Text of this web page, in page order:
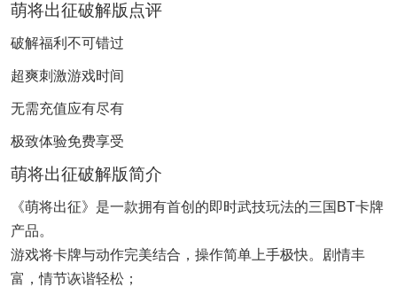
萌将出征破解版点评
破解福利不可错过
超爽刺激游戏时间
无需充值应有尽有
极致体验免费享受
萌将出征破解版简介
《萌将出征》是一款拥有首创的即时武技玩法的三国BT卡牌
产品。
游戏将卡牌与动作完美结合，操作简单上手极快。剧情丰
富，情节诙谐轻松；